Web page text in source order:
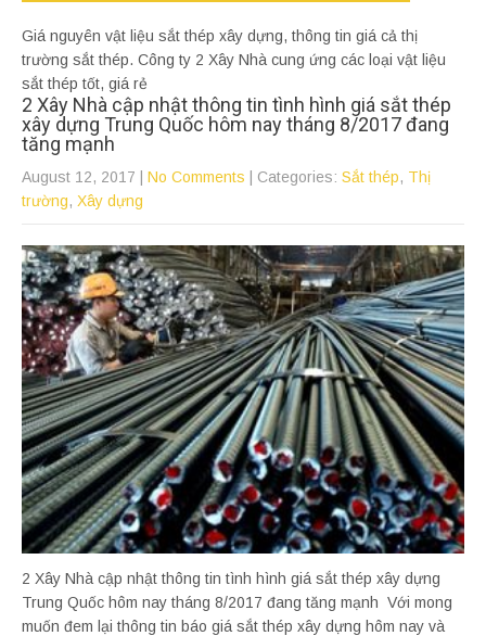
Giá nguyên vật liệu sắt thép xây dựng, thông tin giá cả thị
trường sắt thép. Công ty 2 Xây Nhà cung ứng các loại vật liệu
sắt thép tốt, giá rẻ
2 Xây Nhà cập nhật thông tin tình hình giá sắt thép
xây dựng Trung Quốc hôm nay tháng 8/2017 đang
tăng mạnh
August 12, 2017 No Comments | Categories: Sắt thép, Thị
trường, Xây dựng
2 Xây Nhà cập nhật thông tin tình hình giá sắt thép xây dựng
Trung Quốc hôm nay tháng 8/2017 đang tăng mạnh Với mong
muốn đem lại thông tin báo giá sắt thép xây dựng hôm nay và